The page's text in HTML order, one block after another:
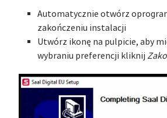
Automatycznie otwórz
zakończeniu instalacji
Utwórz ikonę na pulpicie, aby
wybraniu preferencji kliknij